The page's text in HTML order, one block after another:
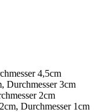
4,5cm
Durchmesser 3cm
2cm
Durchmesser 1cm